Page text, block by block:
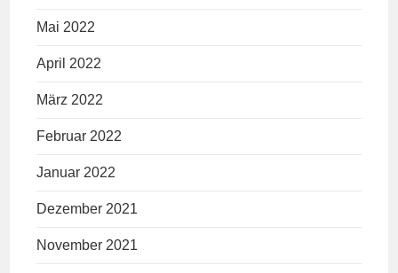
Mai 2022
April 2022
März 2022
Februar 2022
Januar 2022
Dezember 2021
November 2021